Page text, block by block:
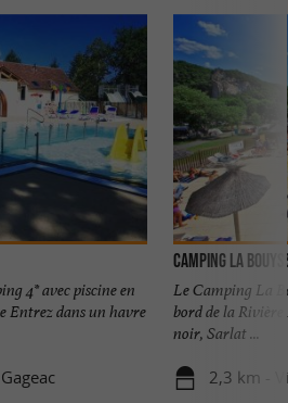
4* avec piscine en
Entrez dans un havre
Camping La
Le Camping La
bord de la
noir, Sarlat ...
2,3 km -